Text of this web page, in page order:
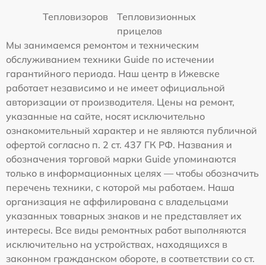
Тепловизоров
Тепловизионных
прицелов
Мы занимаемся ремонтом и техническим
обслуживанием техники Guide по истечении
гарантийного периода. Наш центр в Ижевске
работает независимо и не имеет официальной
авторизации от производителя. Цены на ремонт,
указанные на сайте, носят исключительно
ознакомительный характер и не являются публичной
офертой согласно п. 2 ст. 437 ГК РФ. Названия и
обозначения торговой марки Guide упоминаются
только в информационных целях — чтобы обозначить
перечень техники, с которой мы работаем. Наша
организация не аффилирована с владельцами
указанных товарных знаков и не представляет их
интересы. Все виды ремонтных работ выполняются
исключительно на устройствах, находящихся в
законном гражданском обороте, в соответствии со ст.